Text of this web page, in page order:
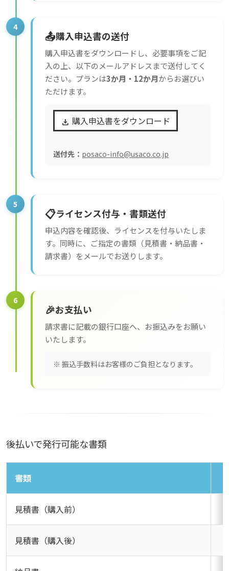
4
📤購入申込書の送付
購入申込書をダウンロードし、必要事項をご記
入の上、以下のメールアドレスまで送付してく
ださい。プランは3か月・12か月からお選びい
ただけます。
download 購入申込書をダウンロード
送付先： posaco-info@usaco.co.jp
5
📋ライセンス付与・書類送付
申込内容を確認後、ライセンスを付与いたしま
す。同時に、ご指定の書類（見積書・納品書・
請求書）をメールでお送りします。
6
🎉お支払い
請求書に記載の銀行口座へ、お振込みをお願い
いたします。
※ 振込手数料はお客様のご負担となります。
後払いで発行可能な書類
書類
見積書（購入前）
見積書（購入後）